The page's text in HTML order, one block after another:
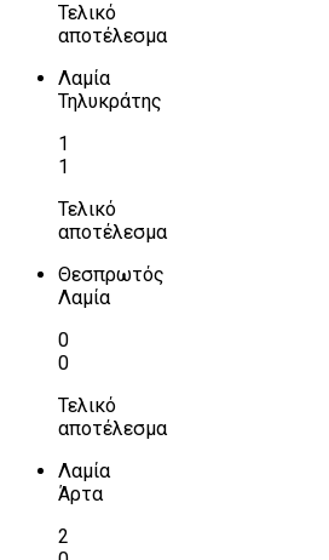
Τελικό
αποτέλεσμα
Λαμία
Τηλυκράτης
1
1
Τελικό
αποτέλεσμα
Θεσπρωτός
Λαμία
0
0
Τελικό
αποτέλεσμα
Λαμία
Άρτα
2